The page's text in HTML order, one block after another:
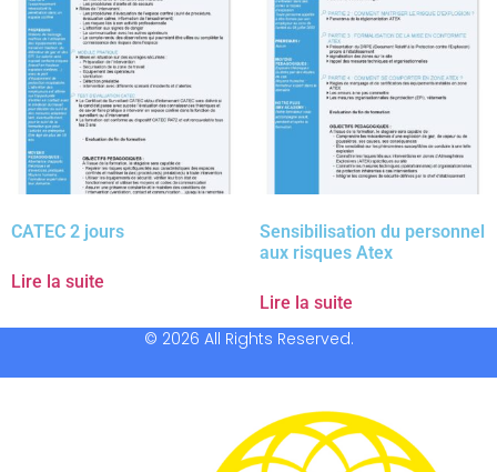
CATEC 2 jours
Lire la suite
Sensibilisation du personnel
aux risques Atex
Lire la suite
© 2026 All Rights Reserved.